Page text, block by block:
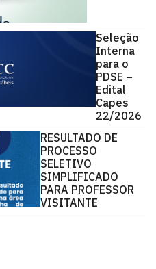
Seleção
Interna
para o
PDSE –
Edital
Capes
22/2026
RESULTADO DE
PROCESSO
SELETIVO
SIMPLIFICADO
PARA PROFESSOR
VISITANTE